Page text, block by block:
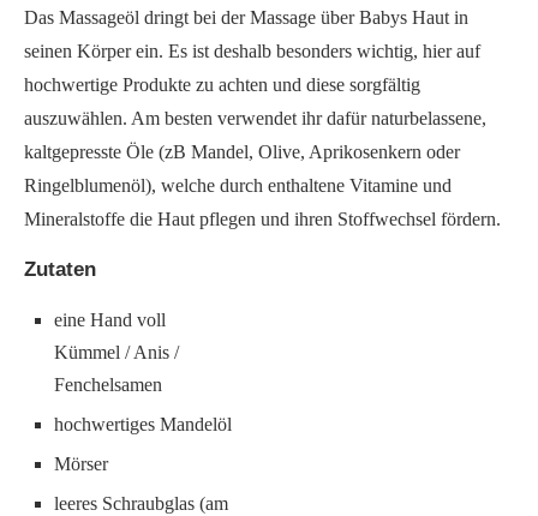
Das Massageöl dringt bei der Massage über Babys Haut in
seinen Körper ein. Es ist deshalb besonders wichtig, hier auf
hochwertige Produkte zu achten und diese sorgfältig
auszuwählen. Am besten verwendet ihr dafür naturbelassene,
kaltgepresste Öle (zB Mandel, Olive, Aprikosenkern oder
Ringelblumenöl), welche durch enthaltene Vitamine und
Mineralstoffe die Haut pflegen und ihren Stoffwechsel fördern.
Zutaten
eine Hand voll
Kümmel / Anis /
Fenchelsamen
hochwertiges Mandelöl
Mörser
leeres Schraubglas (am